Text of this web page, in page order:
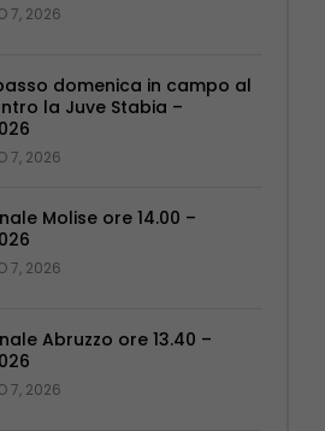
7, 2026
domenica in campo al
la Juve Stabia –
7, 2026
Molise ore 14.00 –
7, 2026
Abruzzo ore 13.40 –
7, 2026